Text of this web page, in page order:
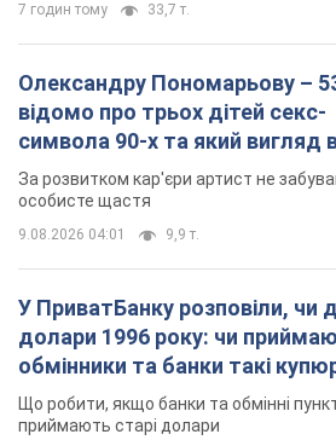
7 годин тому 33,7 т.
Олександру Пономарьову –
відомо про трьох дітей секс-
символа 90-х та який вигляд
мають
За розвитком кар'єри артист не
особисте щастя
9.08.2026 04:01 9,9 т.
У ПриватБанку розповіли, чи
долари 1996 року: чи
обмінники та банки такі
Що робити, якщо банки та обмінні
приймають старі долари